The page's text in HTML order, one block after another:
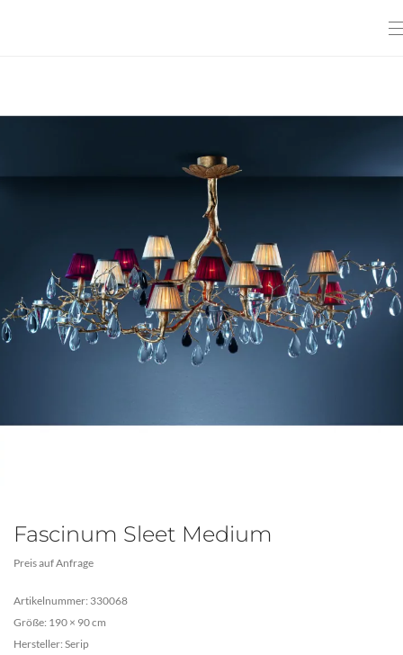
Fascinum Sleet Medium
Preis auf Anfrage
Artikelnummer: 330068
Größe: 190 × 90 cm
Hersteller: Serip